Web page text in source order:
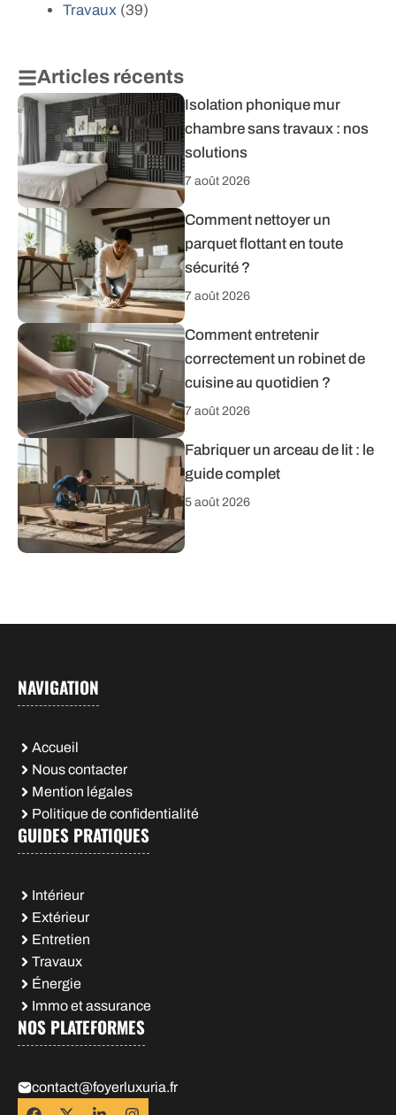
Travaux (39)
Articles récents
Isolation phonique mur
chambre sans travaux : nos
solutions
7 août 2026
Comment nettoyer un
parquet flottant en toute
sécurité ?
7 août 2026
Comment entretenir
correctement un robinet de
cuisine au quotidien ?
7 août 2026
Fabriquer un arceau de lit : le
guide complet
5 août 2026
NAVIGATION
Accueil
Nous contacter
Mention légales
Politique de confidentialité
GUIDES PRATIQUES
Intérieur
Extérieur
Entretien
Travaux
Énergie
Immo et assurance
NOS PLATEFORMES
contact@foyerluxuria.fr